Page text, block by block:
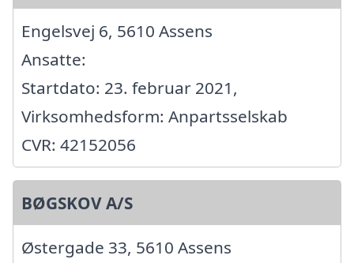
Engelsvej 6, 5610 Assens
Ansatte:
Startdato: 23. februar 2021,
Virksomhedsform: Anpartsselskab
CVR: 42152056
BØGSKOV A/S
Østergade 33, 5610 Assens